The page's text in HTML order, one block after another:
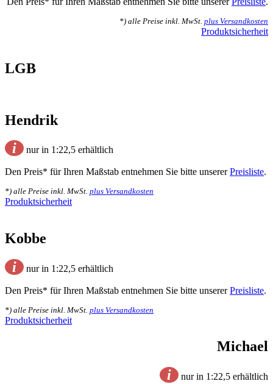
*) alle Preise inkl. MwSt. plus Versandkosten
Produktsicherheit
LGB
Hendrik
i nur in 1:22,5 erhältlich
Den Preis* für Ihren Maßstab entnehmen Sie bitte unsererPreisliste.
*) alle Preise inkl. MwSt. plus Versandkosten
Produktsicherheit
Kobbe
i nur in 1:22,5 erhältlich
Den Preis* für Ihren Maßstab entnehmen Sie bitte unsererPreisliste.
*) alle Preise inkl. MwSt. plus Versandkosten
Produktsicherheit
Michael
i nur in 1:22,5 erhältlich